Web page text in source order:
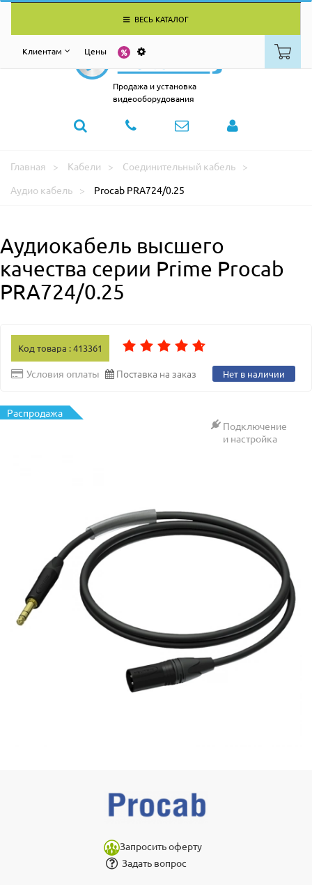
ВЕСЬ КАТАЛОГ
Клиентам Цены
Продажа и установка
видеооборудования
Главная Кабели
Соединительный кабель
Аудио кабель
Procab PRA724/0.25
Аудиокабель высшего
качества серии Prime Procab
PRA724/0.25
Код товара : 413361
Условия оплаты Поставка на заказ Нет в наличии
Распродажа
Подключение
и настройка
Запросить оферту
Задать вопрос